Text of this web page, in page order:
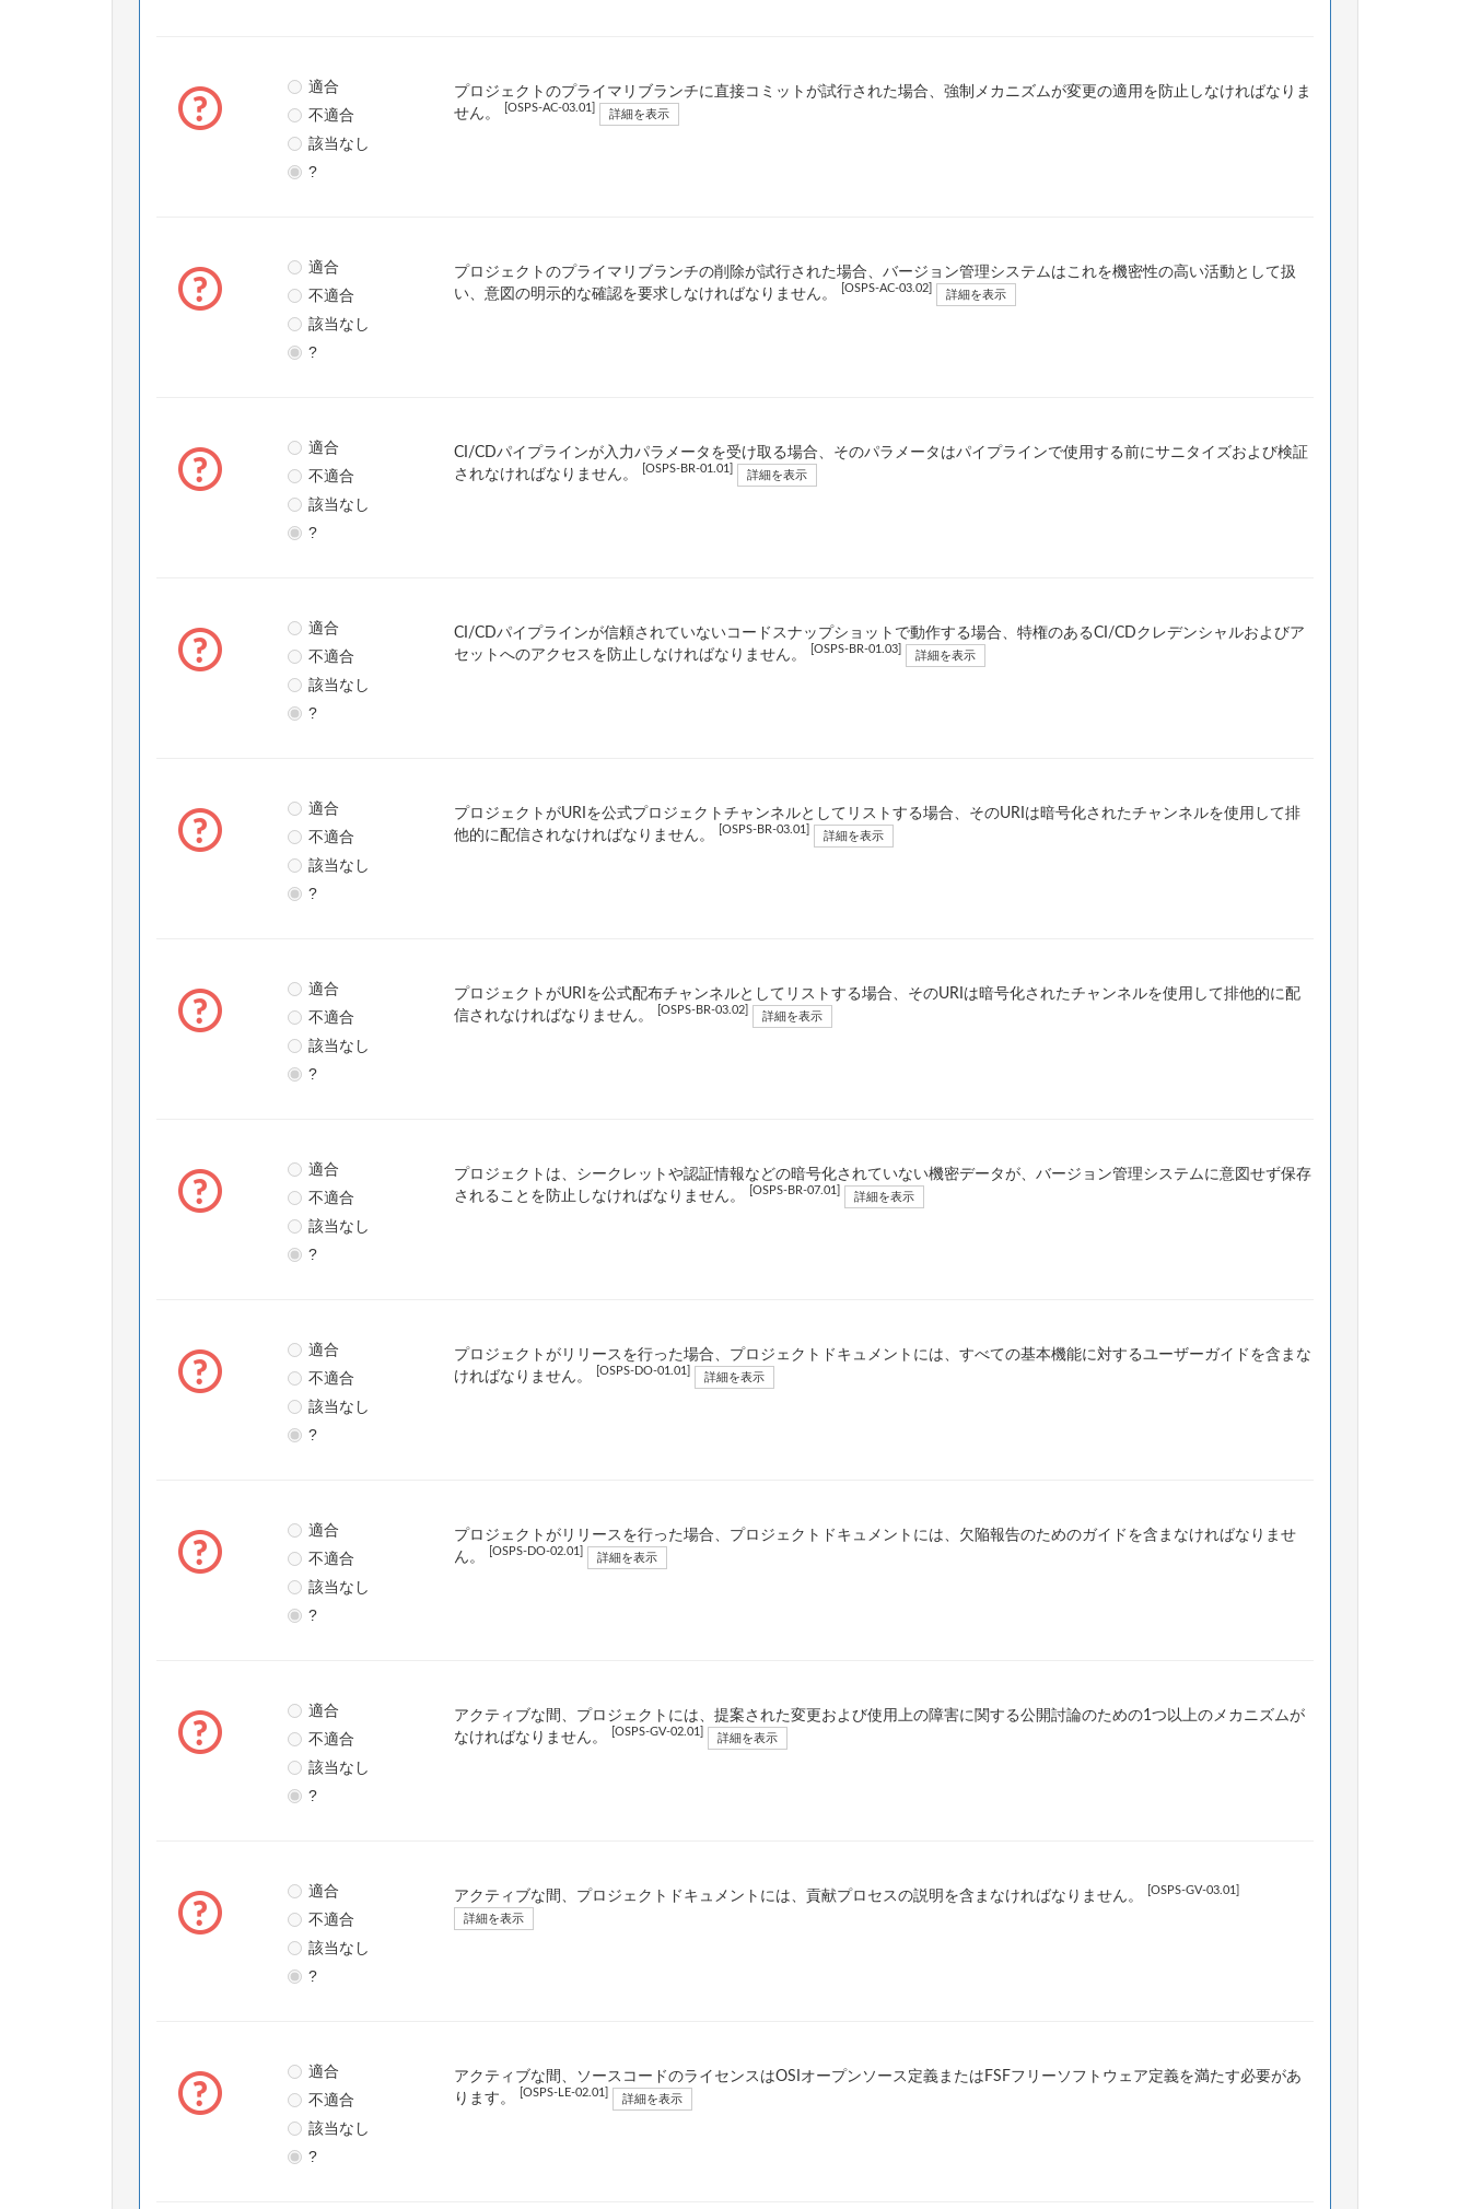
適合
不適合
該当なし
?
プロジェクトのプライマリブランチに直接コミットが試行された場合、強制メカニズムが変更の適用を防止しなければなりま
せん。
[OSPS-AC-03.01] 詳細を表示
適合
不適合
該当なし
?
プロジェクトのプライマリブランチの削除が試行された場合、バージョン管理システムはこれを機密性の高い活動として扱
い、意図の明示的な確認を要求しなければなりません。
[OSPS-AC-03.02] 詳細を表示
適合
不適合
該当なし
?
CI/CDパイプラインが入力パラメータを受け取る場合、そのパラメータはパイプラインで使用する前にサニタイズおよび検証
されなければなりません。
[OSPS-BR-01.01] 詳細を表示
適合
不適合
該当なし
?
CI/CDパイプラインが信頼されていないコードスナップショットで動作する場合、特権のあるCI/CDクレデンシャルおよびア
セットへのアクセスを防止しなければなりません。
[OSPS-BR-01.03] 詳細を表示
適合
不適合
該当なし
?
プロジェクトがURIを公式プロジェクトチャンネルとしてリストする場合、そのURIは暗号化されたチャンネルを使用して排
他的に配信されなければなりません。
[OSPS-BR-03.01] 詳細を表示
適合
不適合
該当なし
?
プロジェクトがURIを公式配布チャンネルとしてリストする場合、そのURIは暗号化されたチャンネルを使用して排他的に配
信されなければなりません。
[OSPS-BR-03.02] 詳細を表示
適合
不適合
該当なし
?
プロジェクトは、シークレットや認証情報などの暗号化されていない機密データが、バージョン管理システムに意図せず保存
されることを防止しなければなりません。
[OSPS-BR-07.01] 詳細を表示
適合
不適合
該当なし
?
プロジェクトがリリースを行った場合、プロジェクトドキュメントには、すべての基本機能に対するユーザーガイドを含まな
ければなりません。
[OSPS-DO-01.01] 詳細を表示
適合
不適合
該当なし
?
プロジェクトがリリースを行った場合、プロジェクトドキュメントには、欠陥報告のためのガイドを含まなければなりませ
ん。
[OSPS-DO-02.01] 詳細を表示
適合
不適合
該当なし
?
アクティブな間、プロジェクトには、提案された変更および使用上の障害に関する公開討論のための1つ以上のメカニズムが
なければなりません。
[OSPS-GV-02.01] 詳細を表示
適合
不適合
該当なし
?
アクティブな間、プロジェクトドキュメントには、貢献プロセスの説明を含まなければなりません。 [OSPS-GV-03.01]
詳細を表示
適合
不適合
該当なし
?
アクティブな間、ソースコードのライセンスはOSIオープンソース定義またはFSFフリーソフトウェア定義を満たす必要があ
ります。
[OSPS-LE-02.01] 詳細を表示